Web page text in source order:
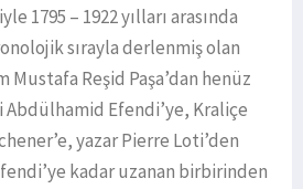
1795 – 1922 yılları arasında
sırayla derlenmiş olan
Reşid Paşa’dan henüz
Abdülhamid Efendi’ye, Kraliçe
yazar Pierre Loti’den
kadar uzanan birbirinden